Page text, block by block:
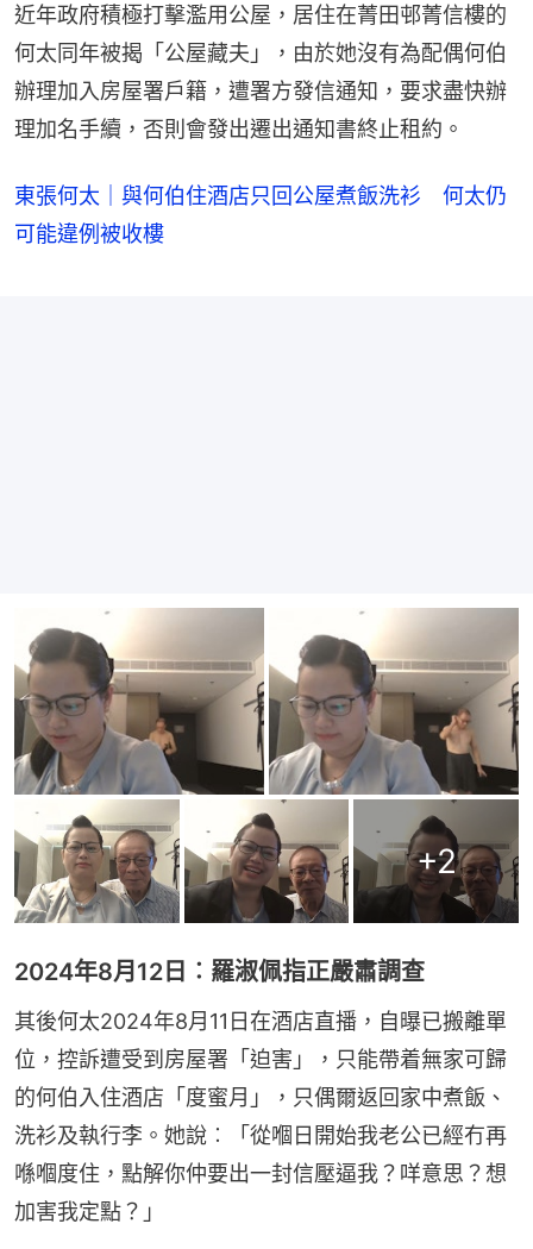
近年政府積極打擊濫用公屋，居住在菁田邨菁信樓的
何太同年被揭「公屋藏夫」，由於她沒有為配偶何伯
辦理加入房屋署戶籍，遭署方發信通知，要求盡快辦
理加名手續，否則會發出遷出通知書終止租約。
東張何太｜與何伯住酒店只回公屋煮飯洗衫 何太仍
可能違例被收樓
+2
2024年8月12日︰羅淑佩指正嚴肅調查
其後何太2024年8月11日在酒店直播，自曝已搬離單
位，控訴遭受到房屋署「迫害」，只能帶着無家可歸
的何伯入住酒店「度蜜月」，只偶爾返回家中煮飯、
洗衫及執行李。她說︰「從嗰日開始我老公已經冇再
喺嗰度住，點解你仲要出一封信壓逼我？咩意思？想
加害我定點？」